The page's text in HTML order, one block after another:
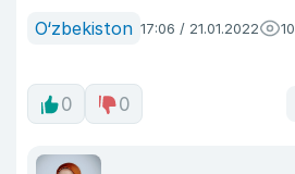
O‘zbekiston 17:06 / 21.01.2022
0 0